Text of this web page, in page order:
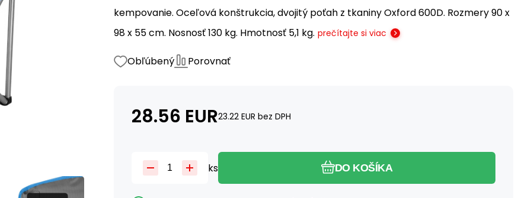
kempovanie. Oceľová konštrukcia, dvojitý poťah z tkaniny Oxford 600D. Rozmery 90 x
98 x 55 cm. Nosnosť 130 kg. Hmotnosť 5,1 kg. prečítajte si viac
Obľúbený Porovnať
28.56 EUR23.22 EUR bez DPH
ks DO KOŠÍKA